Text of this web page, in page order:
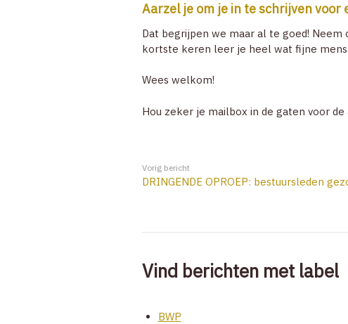
Aarzel je om je in te schrijven voor
Dat begrijpen we maar al te goed!
kortste keren leer je heel wat fijne
Wees welkom!
Hou zeker je mailbox in de gaten voor de
Vorig bericht
DRINGENDE OPROEP: bestuursleden
Vind berichten met label
BWP